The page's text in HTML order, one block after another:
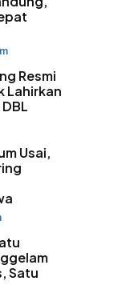
Resmi
Lahirkan
Usai,
Satu